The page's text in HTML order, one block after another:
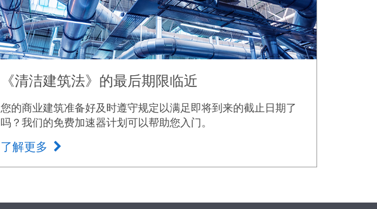
《清洁建筑法》的最后期限临近
您的商业建筑准备好及时遵守规定以满足即将到来的截止日期了
吗？我们的免费加速器计划可以帮助您入门。
了解更多